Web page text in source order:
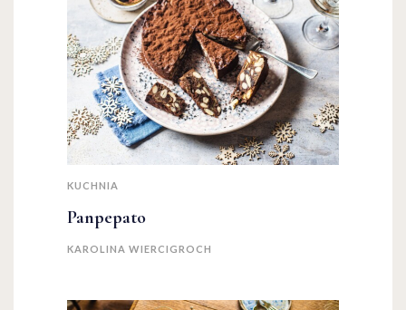
KUCHNIA
Panpepato
KAROLINA WIERCIGROCH